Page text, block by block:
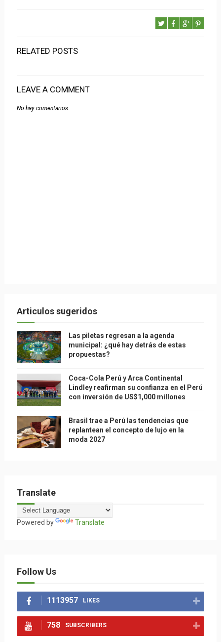
RELATED POSTS
LEAVE A COMMENT
No hay comentarios.
Articulos sugeridos
Las piletas regresan a la agenda
municipal: ¿qué hay detrás de estas
propuestas?
Coca-Cola Perú y Arca Continental
Lindley reafirman su confianza en el Perú
con inversión de US$1,000 millones
Brasil trae a Perú las tendencias que
replantean el concepto de lujo en la
moda 2027
Translate
Powered by Translate
Follow Us
1113957 LIKES
758 SUBSCRIBERS